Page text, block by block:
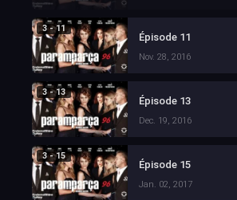
3 - 11
Épisode 11
Nov. 28, 2016
3 - 13
Épisode 13
Dec. 19, 2016
3 - 15
Épisode 15
Jan. 02, 2017